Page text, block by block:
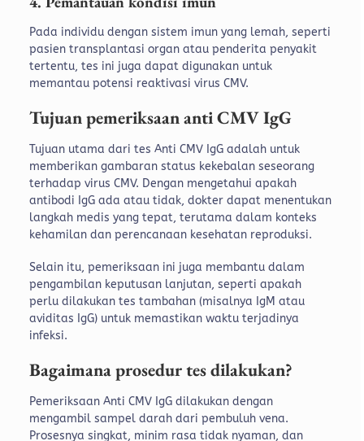
Pada individu dengan sistem imun yang lemah, seperti
pasien transplantasi organ atau penderita penyakit
tertentu, tes ini juga dapat digunakan untuk
memantau potensi reaktivasi virus CMV.
Tujuan pemeriksaan anti CMV IgG
Tujuan utama dari tes Anti CMV IgG adalah untuk
memberikan gambaran status kekebalan seseorang
terhadap virus CMV. Dengan mengetahui apakah
antibodi IgG ada atau tidak, dokter dapat menentukan
langkah medis yang tepat, terutama dalam konteks
kehamilan dan perencanaan kesehatan reproduksi.
Selain itu, pemeriksaan ini juga membantu dalam
pengambilan keputusan lanjutan, seperti apakah
perlu dilakukan tes tambahan (misalnya IgM atau
aviditas IgG) untuk memastikan waktu terjadinya
infeksi.
Bagaimana prosedur tes dilakukan?
Pemeriksaan Anti CMV IgG dilakukan dengan
mengambil sampel darah dari pembuluh vena.
Prosesnya singkat, minim rasa tidak nyaman, dan